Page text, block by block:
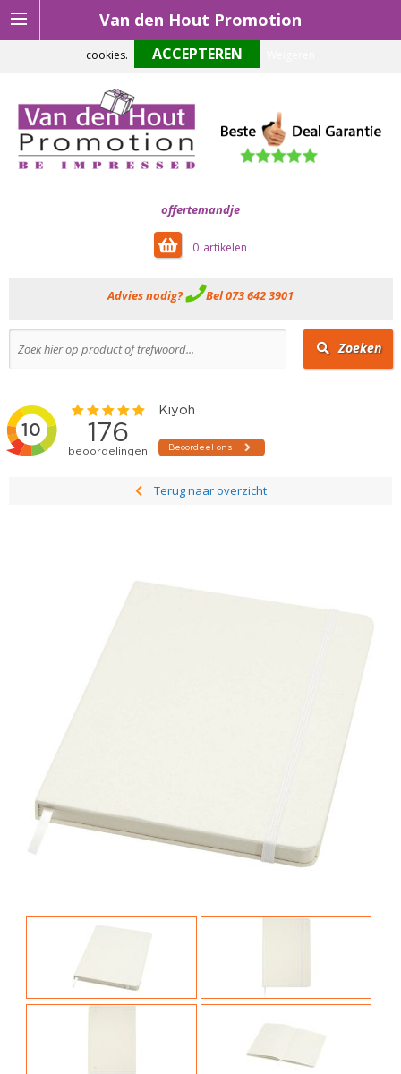
Van den Hout Promotion
offertemandje
0
Advies nodig? Bel 073 642 3901
Zoeken
Terug naar overzicht
Om onze website optimaal te laten functioneren maken wij gebruik van
cookies.